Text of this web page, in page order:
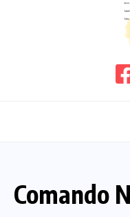
O Sindicato
Comando